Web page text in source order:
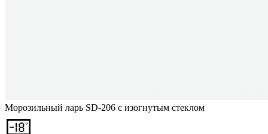
Морозильный ларь SD-206 с изогнутым стеклом